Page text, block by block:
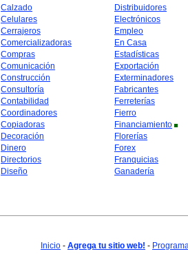
Calzado
Celulares
Cerrajeros
Comercializadoras
Compras
Comunicación
Construcción
Consultoría
Contabilidad
Coordinadores
Copiadoras
Decoración
Dinero
Directorios
Diseño
Distribuidores
Electrónicos
Empleo
En Casa
Estadísticas
Exportación
Exterminadores
Fabricantes
Ferreterías
Fierro
Financiamiento
Florerías
Forex
Franquicias
Ganadería
Inicio - Agrega tu sitio web! -